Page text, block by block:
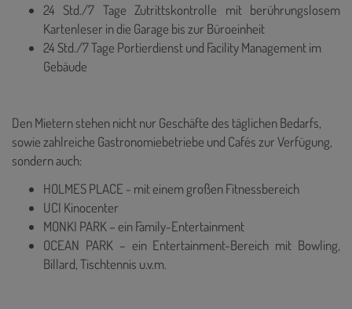
24 Std./7 Tage Zutrittskontrolle mit berührungslosem
Kartenleser in die Garage bis zur Büroeinheit
24 Std./7 Tage Portierdienst und Facility Management im
Gebäude
Den Mietern stehen nicht nur Geschäfte des täglichen Bedarfs,
sowie zahlreiche Gastronomiebetriebe und Cafés zur Verfügung,
sondern auch:
HOLMES PLACE - mit einem großen Fitnessbereich
UCI Kinocenter
MONKI PARK – ein Family-Entertainment
OCEAN PARK – ein Entertainment-Bereich mit Bowling,
Billard, Tischtennis u.v.m.